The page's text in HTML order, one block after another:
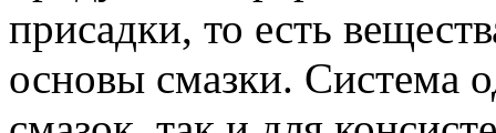
присадки, то есть
основы смазки. Система